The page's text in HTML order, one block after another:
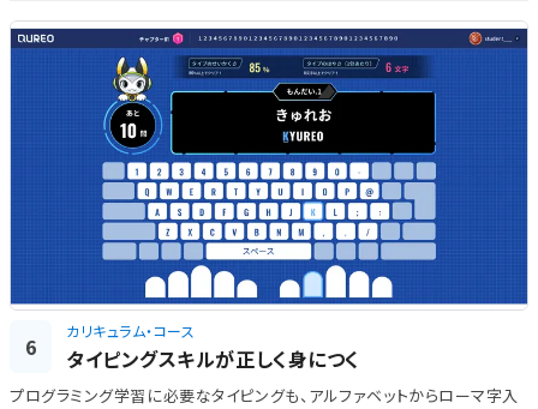
6
カリキュラム・コース
タイピングスキルが正しく身につく
プログラミング学習に必要なタイピングも、アルファベットからローマ字入